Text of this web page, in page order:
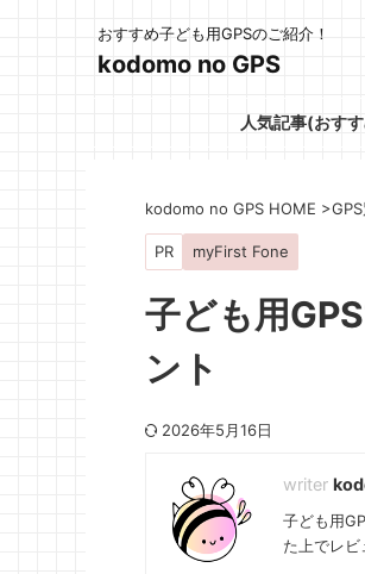
おすすめ子ども用GPSのご紹介！
kodomo no GPS
kodomo no GPS HOME >
PR myFirst Fone
子ども用
ント
2026年5月16日
子ども用
た上でレビ